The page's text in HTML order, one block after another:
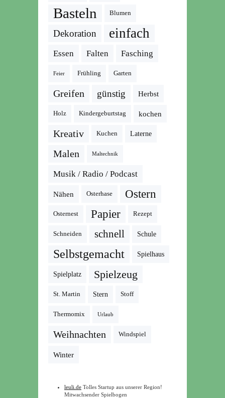
Basteln Blumen
Dekoration einfach
Essen Falten Fasching
Feier Frühling Garten
Greifen günstig Herbst
Holz Kindergeburtstag kochen
Kreativ Kuchen Laterne
Malen Maltechnik
Musik / Radio / Podcast
Nähen Osterhase Ostern
Osternest Papier Rezept
Schneiden schnell Schule
Selbstgemacht Spielhaus
Spielplatz Spielzeug
St. Martin Stern Stoff
Thermomix Urlaub
Weihnachten Windspiel
Winter
leuli.de Tolles Startup aus unserer Region!
Mitwachsender Spielbogen